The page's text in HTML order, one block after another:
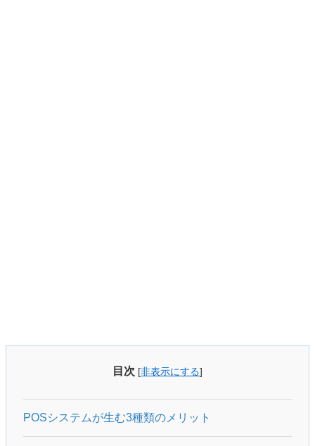
目次 [非表示にする]
POSシステムが生む3種類のメリット